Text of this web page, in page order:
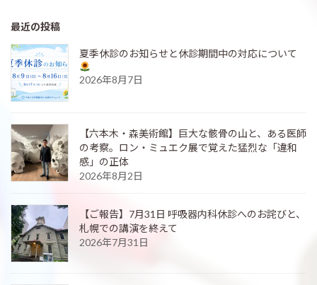
最近の投稿
夏季休診のお知らせと休診期間中の対応について
2026年8月7日
【六本木・森美術館】巨大な骸骨の山と、ある医師
の考察。ロン・ミュエク展で覚えた猛烈な「違和
感」の正体
2026年8月2日
【ご報告】7月31日 呼吸器内科休診へのお詫びと、
札幌での講演を終えて
2026年7月31日